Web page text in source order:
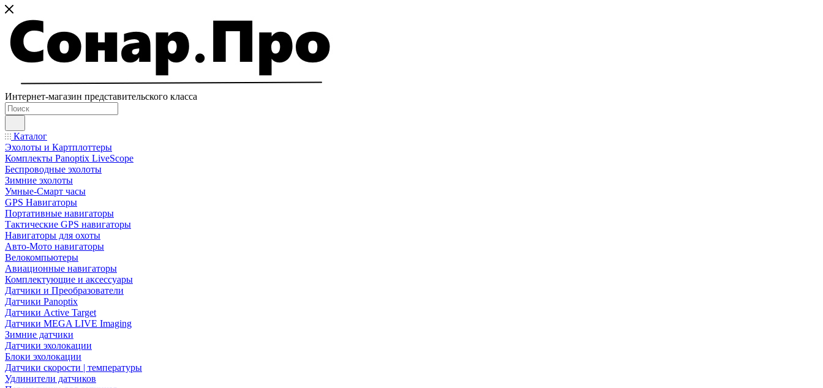
Интернет-магазин представительского класса
Каталог
Эхолоты и Картплоттеры
Комплекты Panoptix LiveScope
Беспроводные эхолоты
Зимние эхолоты
Умные-Смарт часы
GPS Навигаторы
Портативные навигаторы
Тактические GPS навигаторы
Навигаторы для охоты
Авто-Мото навигаторы
Велокомпьютеры
Авиационные навигаторы
Комплектующие и аксессуары
Датчики и Преобразователи
Датчики Panoptix
Датчики Active Target
Датчики MEGA LIVE Imaging
Зимние датчики
Датчики эхолокации
Блоки эхолокации
Датчики скорости | температуры
Удлинители датчиков